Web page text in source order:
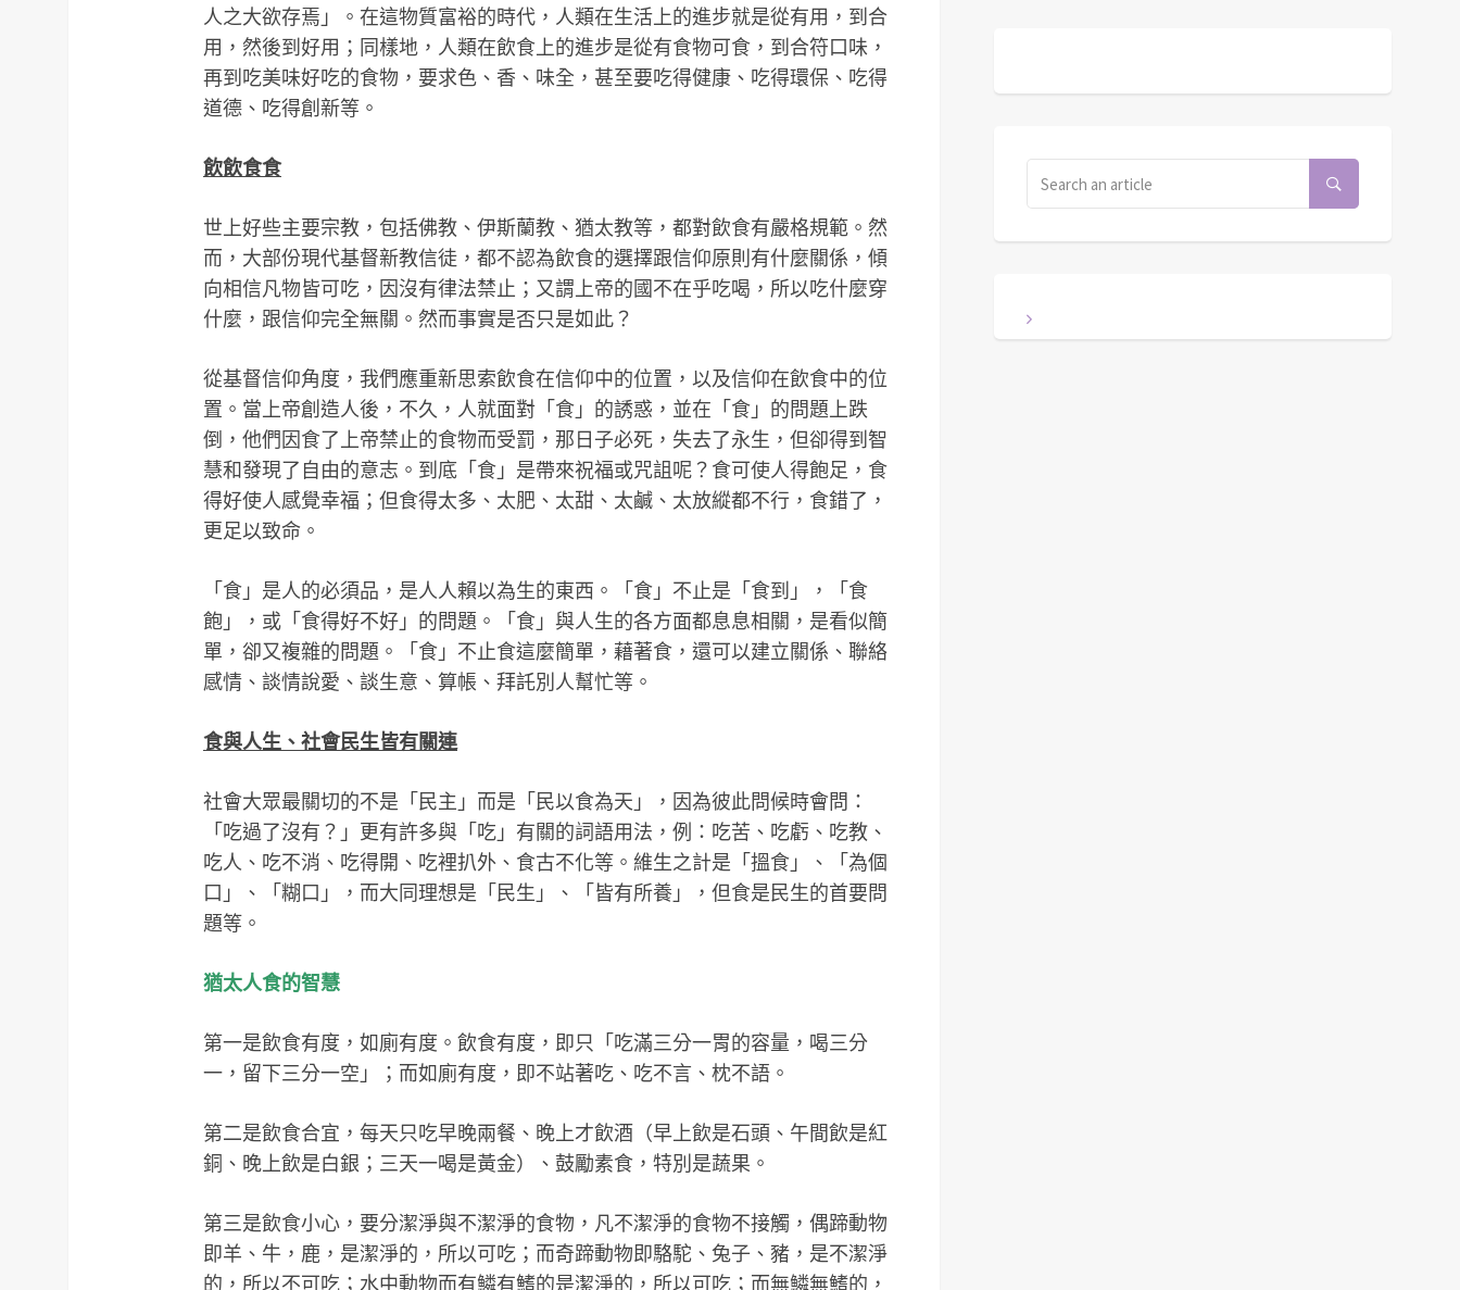
人之大欲存焉」。在這物質富裕的時代，人類在生活上的進步就是從有用，到合
用，然後到好用；同樣地，人類在飲食上的進步是從有食物可食，到合符口味，
再到吃美味好吃的食物，要求色、香、味全，甚至要吃得健康、吃得環保、吃得
道德、吃得創新等。
飲飲食食
世上好些主要宗教，包括佛教、伊斯蘭教、猶太教等，都對飲食有嚴格規範。然
而，大部份現代基督新教信徒，都不認為飲食的選擇跟信仰原則有什麼關係，傾
向相信凡物皆可吃，因沒有律法禁止；又謂上帝的國不在乎吃喝，所以吃什麼穿
什麼，跟信仰完全無關。然而事實是否只是如此？
從基督信仰角度，我們應重新思索飲食在信仰中的位置，以及信仰在飲食中的位
置。當上帝創造人後，不久，人就面對「食」的誘惑，並在「食」的問題上跌
倒，他們因食了上帝禁止的食物而受罰，那日子必死，失去了永生，但卻得到智
慧和發現了自由的意志。到底「食」是帶來祝福或咒詛呢？食可使人得飽足，食
得好使人感覺幸福；但食得太多、太肥、太甜、太鹹、太放縱都不行，食錯了，
更足以致命。
「食」是人的必須品，是人人賴以為生的東西。「食」不止是「食到」，「食
飽」，或「食得好不好」的問題。「食」與人生的各方面都息息相關，是看似簡
單，卻又複雜的問題。「食」不止食這麼簡單，藉著食，還可以建立關係、聯絡
感情、談情說愛、談生意、算帳、拜託別人幫忙等。
食與人生、社會民生皆有關連
社會大眾最關切的不是「民主」而是「民以食為天」，因為彼此問候時會問：
「吃過了沒有？」更有許多與「吃」有關的詞語用法，例：吃苦、吃虧、吃教、
吃人、吃不消、吃得開、吃裡扒外、食古不化等。維生之計是「搵食」、「為個
口」、「糊口」，而大同理想是「民生」、「皆有所養」，但食是民生的首要問
題等。
猶太人食的智慧
第一是飲食有度，如廁有度。飲食有度，即只「吃滿三分一胃的容量，喝三分
一，留下三分一空」；而如廁有度，即不站著吃、吃不言、枕不語。
第二是飲食合宜，每天只吃早晚兩餐、晚上才飲酒（早上飲是石頭、午間飲是紅
銅、晚上飲是白銀；三天一喝是黃金）、鼓勵素食，特別是蔬果。
第三是飲食小心，要分潔淨與不潔淨的食物，凡不潔淨的食物不接觸，偶蹄動物
即羊、牛，鹿，是潔淨的，所以可吃；而奇蹄動物即駱駝、兔子、豬，是不潔淨
的，所以不可吃；水中動物而有鱗有鰭的是潔淨的，所以可吃；而無鱗無鰭的，